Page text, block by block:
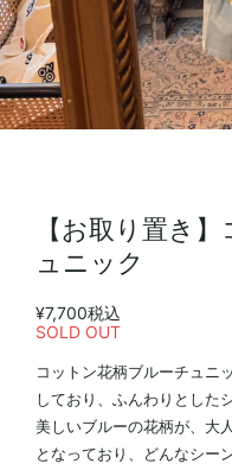
【お取り置き
ュニック
¥7,700税込
SOLD OUT
コットン花柄ブルーチュニ
しており、ふんわりとした
美しいブルーの花柄が、大
となっており、どんなシー